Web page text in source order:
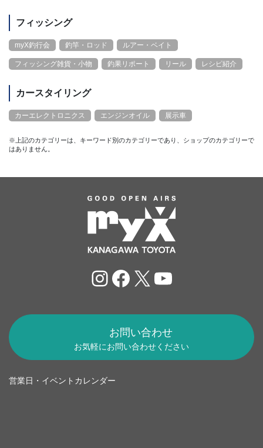
フィッシング
myX釣行会 釣竿・ロッド ルアー・ベイト
フィッシング雑貨・小物 釣果リポート リール レシピ紹介
カースタイリング
カーエレクトロニクス エンジンオイル 展示車
※上記のカテゴリーは、キーワード別のカテゴリーであり、ショップのカテゴリーで
はありません。
Instagram
Facebook
X YouTube
お問い合わせ
お気軽にお問い合わせください
営業日・イベントカレンダー